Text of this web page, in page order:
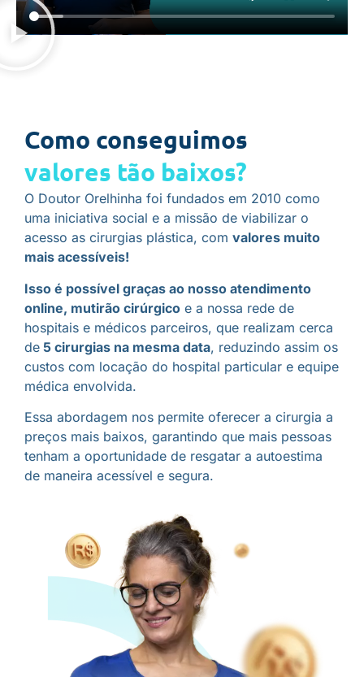
Como conseguimos
valores tão baixos?
O Doutor Orelhinha foi fundados em 2010 como
uma iniciativa social e a missão de viabilizar o
acesso as cirurgias plástica, com valores muito
mais acessíveis!
Isso é possível graças ao nosso atendimento
online, mutirão cirúrgico e a nossa rede de
hospitais e médicos parceiros, que realizam cerca
de 5 cirurgias na mesma data, reduzindo assim os
custos com locação do hospital particular e equipe
médica envolvida.
Essa abordagem nos permite oferecer a cirurgia a
preços mais baixos, garantindo que mais pessoas
tenham a oportunidade de resgatar a autoestima
de maneira acessível e segura.